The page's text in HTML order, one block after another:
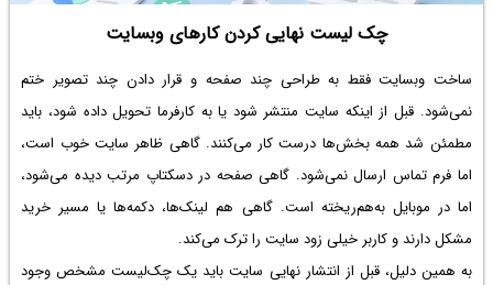
چک لیست نهایی کردن کارهای وبسایت
ساخت وبسایت فقط به طراحی چند صفحه و قرار دادن چند تصویر ختم
نمی‌شود. قبل از اینکه سایت منتشر شود یا به کارفرما تحویل داده شود، باید
مطمئن شد همه بخش‌ها درست کار می‌کنند. گاهی ظاهر سایت خوب است،
اما فرم تماس ارسال نمی‌شود. گاهی صفحه در دسکتاپ مرتب دیده می‌شود،
اما در موبایل به‌هم‌ریخته است. گاهی هم لینک‌ها، دکمه‌ها یا مسیر خرید
مشکل دارند و کاربر خیلی زود سایت را ترک می‌کند.
به همین دلیل، قبل از انتشار نهایی سایت باید یک چک‌لیست مشخص وجود